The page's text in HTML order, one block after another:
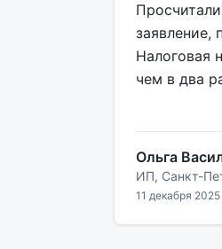
заявление,
Налоговая
чем в два
Ольга
ИП, Санкт-
11 декабря 2025